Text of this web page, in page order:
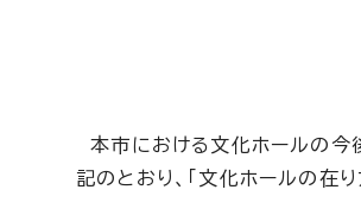
本市における文化ホールの今
記のとおり、「文化ホールの在